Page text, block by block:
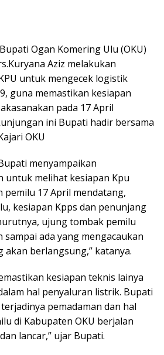
Ogan Komering Ulu (OKU)
Aziz melakukan
untuk mengecek logistik
guna memastikan kesiapan
pada 17 April
ini Bupati hadir bersama
OKU
menyampaikan
untuk melihat kesiapan Kpu
pemilu 17 April mendatang,
kesiapan Kpps dan penunjang
ujung tombak pemilu
sampai ada yang mengacaukan
akan berlangsung,” katanya.
kesiapan teknis lainya
hal penyaluran listrik. Bupati
pemadaman dan hal
di Kabupaten OKU berjalan
lancar,” ujar Bupati.